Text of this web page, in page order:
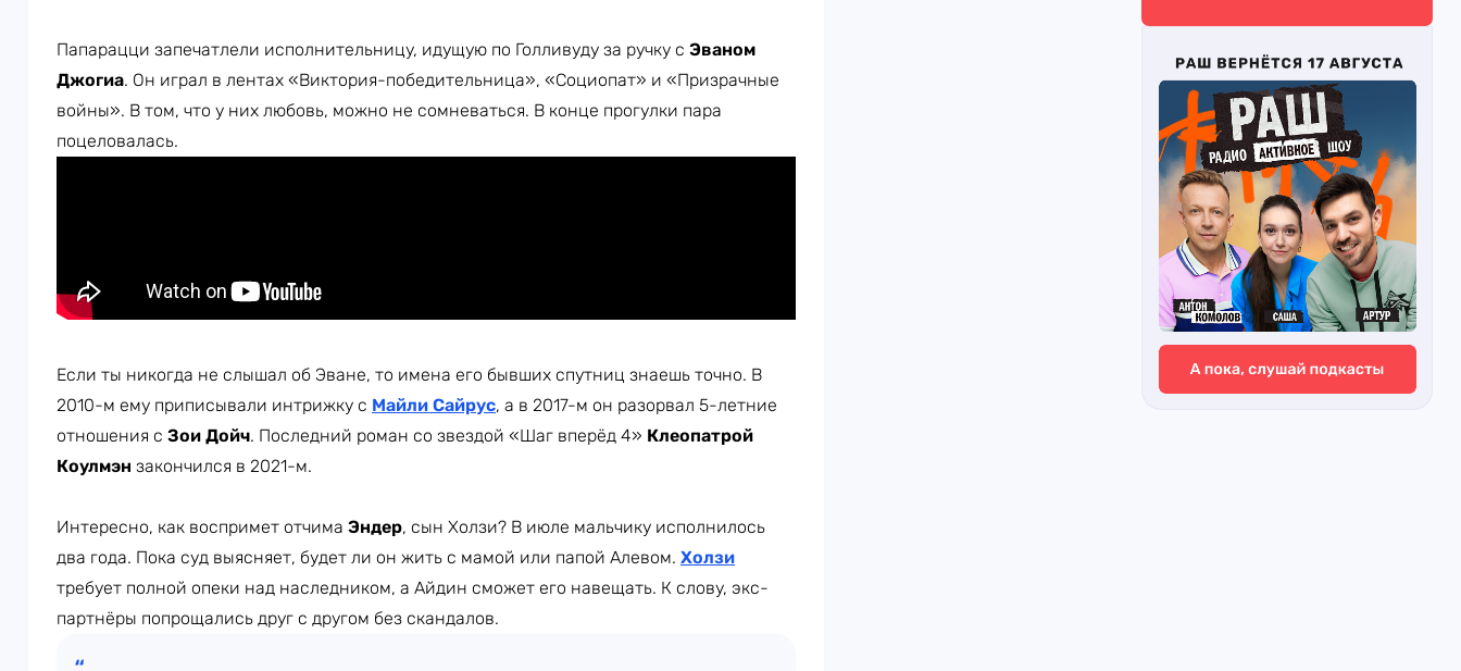
Папарацци запечатлели исполнительницу, идущую по Голливуду за ручку с Эваном
Джогиа. Он играл в лентах «Виктория-победительница», «Социопат» и «Призрачные
войны». В том, что у них любовь, можно не сомневаться. В конце прогулки пара
поцеловалась.
Если ты никогда не слышал об Эване, то имена его бывших спутниц знаешь точно. В
2010-м ему приписывали интрижку с Майли Сайрус, а в 2017-м он разорвал 5-летние
отношения с Зои Дойч. Последний роман со звездой «Шаг вперёд 4» Клеопатрой
Коулмэн закончился в 2021-м.
Интересно, как воспримет отчима Эндер, сын Холзи? В июле мальчику исполнилось
два года. Пока суд выясняет, будет ли он жить с мамой или папой Алевом. Холзи
требует полной опеки над наследником, а Айдин сможет его навещать. К слову, экс-
партнёры попрощались друг с другом без скандалов.